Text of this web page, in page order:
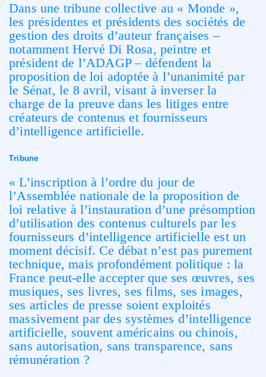
Dans une tribune collective au « Monde »,
les présidentes et présidents des sociétés de
gestion des droits d’auteur françaises –
notamment Hervé Di Rosa, peintre et
président de l’ADAGP – défendent la
proposition de loi adoptée à l’unanimité par
le Sénat, le 8 avril, visant à inverser la
charge de la preuve dans les litiges entre
créateurs de contenus et fournisseurs
d’intelligence artificielle.
Tribune
« L’inscription à l’ordre du jour de
l’Assemblée nationale de la proposition de
loi relative à l’instauration d’une présomption
d’utilisation des contenus culturels par les
fournisseurs d’intelligence artificielle est un
moment décisif. Ce débat n’est pas purement
technique, mais profondément politique : la
France peut-elle accepter que ses œuvres, ses
musiques, ses livres, ses films, ses images,
ses articles de presse soient exploités
massivement par des systèmes d’intelligence
artificielle, souvent américains ou chinois,
sans autorisation, sans transparence, sans
rémunération ?